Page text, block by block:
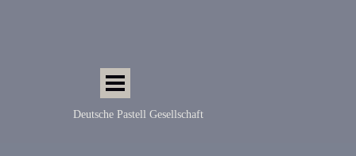
Deutsche Pastell Gesellschaft
Menü überspringen